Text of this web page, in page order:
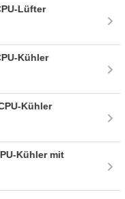
Lüfter
Kühler
Kühler
Kühler mit